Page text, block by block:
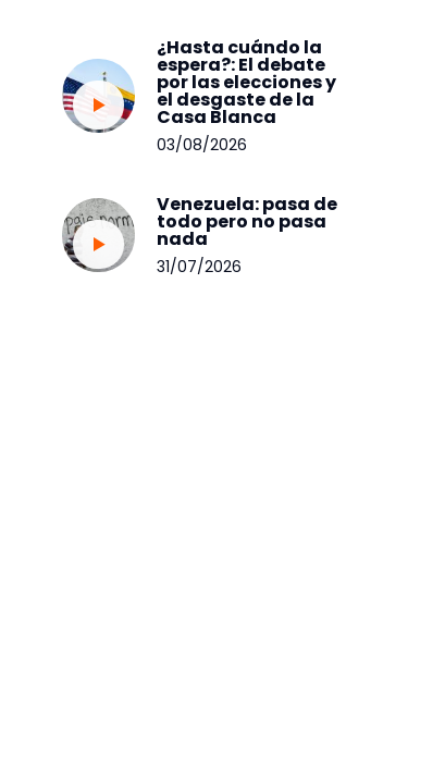
¿Hasta cuándo la
espera?: El debate
por las elecciones y
el desgaste de la
Casa Blanca
03/08/2026
Venezuela: pasa de
todo pero no pasa
nada
31/07/2026